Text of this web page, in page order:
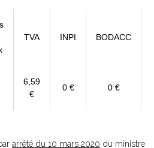
TVA INPI BODACC
6,59
€
0 € 0 €
arrêté du 10 mars 2020 du ministre